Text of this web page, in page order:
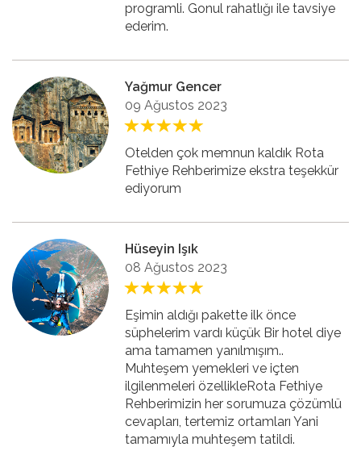
programli. Gonul rahatlığı ile tavsiye
ederim.
Yağmur Gencer
09 Ağustos 2023
Otelden çok memnun kaldık Rota
Fethiye Rehberimize ekstra teşekkür
ediyorum
Hüseyin Işık
08 Ağustos 2023
Eşimin aldığı pakette ilk önce
süphelerim vardı küçük Bir hotel diye
ama tamamen yanılmışım..
Muhteşem yemekleri ve içten
ilgilenmeleri özellikleRota Fethiye
Rehberimizin her sorumuza çözümlü
cevapları, tertemiz ortamları Yani
tamamıyla muhteşem tatildi.